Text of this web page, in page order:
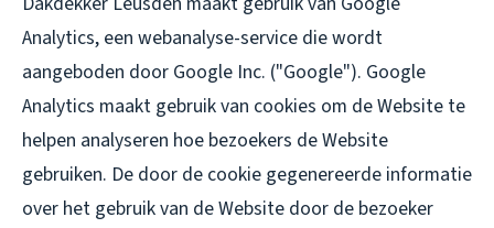
Analytics, een webanalyse-service die wordt
aangeboden door Google Inc. ("Google"). Google
Analytics maakt gebruik van cookies om de Website te
helpen analyseren hoe bezoekers de Website
gebruiken. De door de cookie gegenereerde informatie
over het gebruik van de Website door de bezoeker